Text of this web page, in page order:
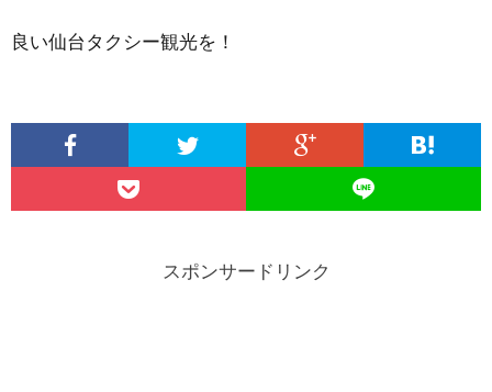
良い仙台タクシー観光を！
スポンサードリンク